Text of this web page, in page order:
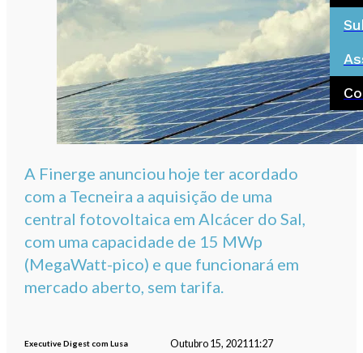
A Finerge anunciou hoje ter acordado
com a Tecneira a aquisição de uma
central fotovoltaica em Alcácer do Sal,
com uma capacidade de 15 MWp
(MegaWatt-pico) e que funcionará em
mercado aberto, sem tarifa.
Executive Digest com Lusa Outubro 15, 2021 11:27